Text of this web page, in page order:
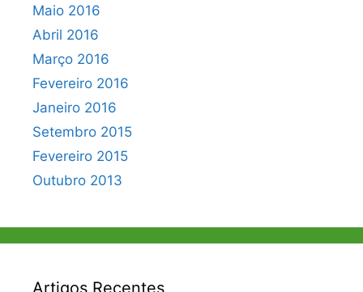
Maio 2016
Abril 2016
Março 2016
Fevereiro 2016
Janeiro 2016
Setembro 2015
Fevereiro 2015
Outubro 2013
Artigos Recentes